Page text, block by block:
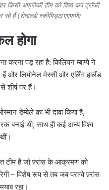
किसी अफ्रीकी टीम को विश्व कप ट्रॉफी
हैं (रोनाल्डो स्कीमिड्ट/एएफपी)
होगा
करना पड़ रहा है: किलियन म्बाप्पे ने
और लियोनेल मेस्सी और एर्लिंग हालैंड
शीर्ष पर हैं।
डेम्बेले का भी दावा किया है,
बनाई थी, साथ ही कई अन्य विश्व
टीम है जो फ़्रांस के आक्रमण को
– विशेष रूप से तब जब पराग्वे फ़्रांस
रहा।